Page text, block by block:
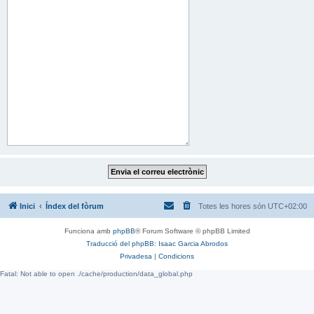
Inici Índex del fòrum Totes les hores són UTC+02:00
Funciona amb phpBB® Forum Software © phpBB Limited
Traducció del phpBB: Isaac Garcia Abrodos
Privadesa | Condicions
Fatal: Not able to open ./cache/production/data_global.php